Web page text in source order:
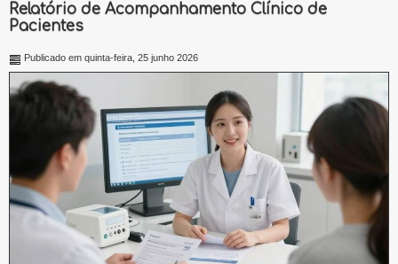
Relatório de Acompanhamento Clínico de
Pacientes
Publicado em quinta-feira, 25 junho 2026